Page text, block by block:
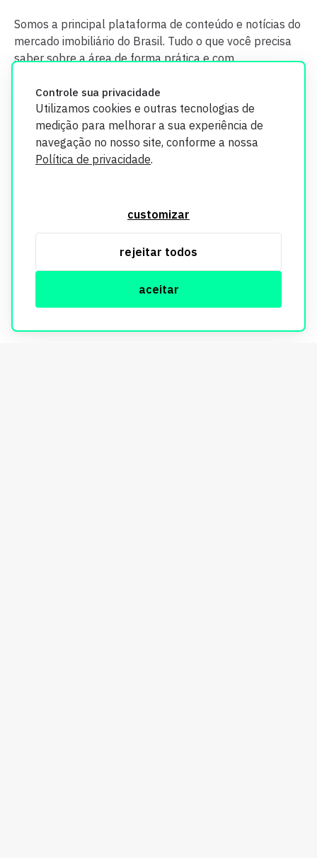
Controle sua privacidade
Utilizamos cookies e outras tecnologias de
medição para melhorar a sua experiência de
navegação no nosso site, conforme a nossa
Política de privacidade.
customizar
rejeitar todos
aceitar
Somos a principal plataforma de conteúdo e notícias do
mercado imobiliário do Brasil. Tudo o que você precisa
saber sobre a área de forma prática e com
segurança. Todos os dados coletados em nosso site são
utilizados exclusivamente para fins de aprimoramento de
informações, consulte nossa Política de Privacidade.
© Copyright Imobi Report. Todos os direitos reservados.
Política de privacidade
mobister